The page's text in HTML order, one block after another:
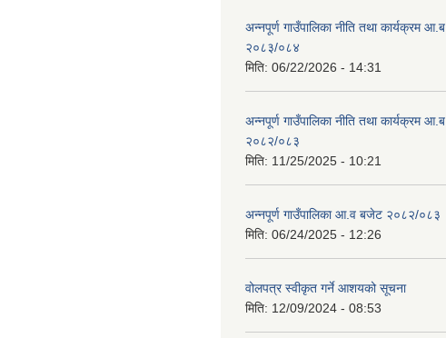
अन्नपूर्ण गाउँपालिका नीति तथा कार्यक्रम आ.ब
२०८३/०८४
मिति: 06/22/2026 - 14:31
अन्नपूर्ण गाउँपालिका नीति तथा कार्यक्रम आ.ब
२०८२/०८३
मिति: 11/25/2025 - 10:21
अन्नपूर्ण गाउँपालिका आ.व बजेट २०८२/०८३
मिति: 06/24/2025 - 12:26
वोलपत्र स्वीकृत गर्ने आशयको सूचना
मिति: 12/09/2024 - 08:53